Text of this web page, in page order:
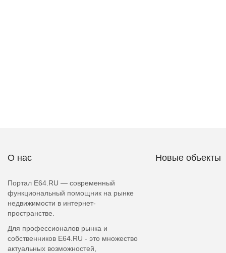
О нас
Портал E64.RU — современный
функциональный помощник на рынке
недвижимости в интернет-
пространстве.
Для профессионалов рынка и
собственников E64.RU - это множество
актуальных возможностей,
Новые объекты